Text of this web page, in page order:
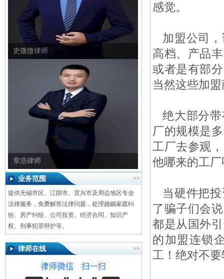
史微微律师
章浩律师
业务范围 >>
提供无锡市区、江阴市、宜兴市及周边地区专业
法律服务，免费解答法律问题，处理婚姻家庭纠
纷、房产纠纷、公司投资、经济合同、知识产
权、刑事犯罪辩护等。
律师在线 >>
感觉。
加盟公司，
高档、产品
或者是有部
当然这些加
绝大部分带
厂的规模是
工厂去参观
他哪来的工
当硬件把投
了骗子们会
都是从国外
的加盟连锁
工！绝对不